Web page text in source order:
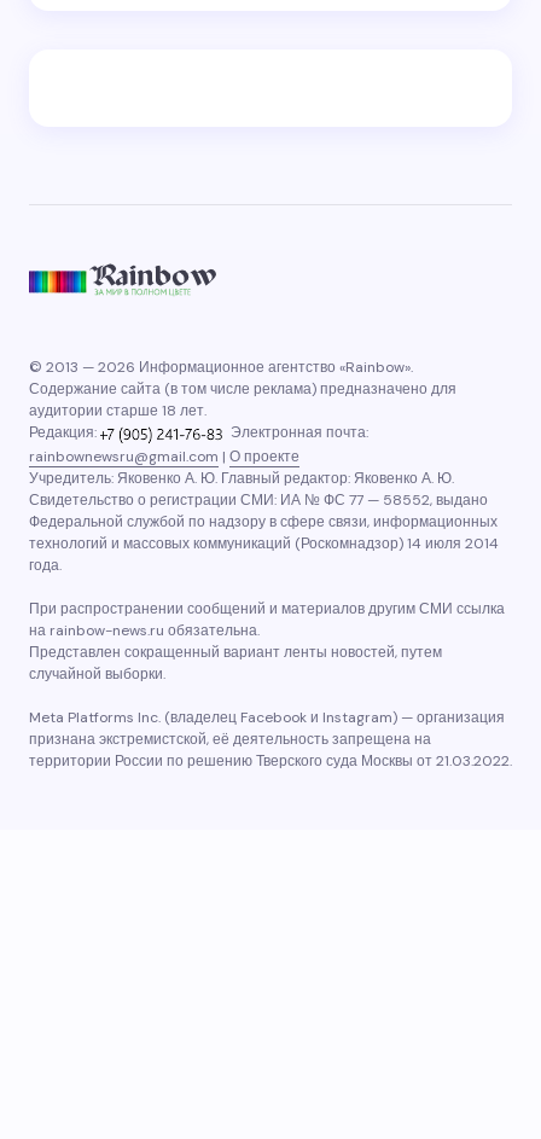
© 2013 — 2026 Информационное агентство «Rainbow».
Содержание сайта (в том числе реклама) предназначено для
аудитории старше 18 лет.
Редакция:
Электронная почта:
rainbownewsru@gmail.com | О проекте
Учредитель: Яковенко А. Ю. Главный редактор: Яковенко А. Ю.
Свидетельство о регистрации СМИ: ИА № ФС 77 — 58552, выдано
Федеральной службой по надзору в сфере связи, информационных
технологий и массовых коммуникаций (Роскомнадзор) 14 июля 2014
года.
При распространении сообщений и материалов другим СМИ ссылка
на rainbow-news.ru обязательна.
Представлен сокращенный вариант ленты новостей, путем
случайной выборки.
Meta Platforms Inc. (владелец Facebook и Instagram) — организация
признана экстремистской, её деятельность запрещена на
территории России по решению Тверского суда Москвы от 21.03.2022.